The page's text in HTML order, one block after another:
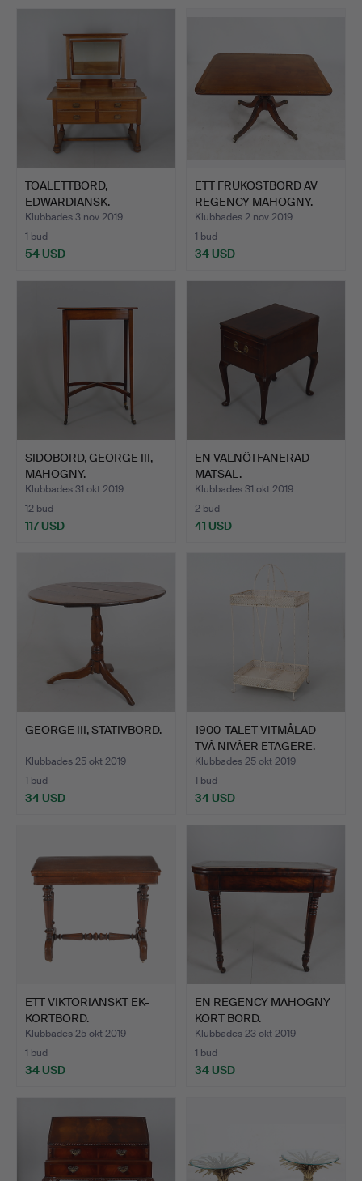
TOALETTBORD,
EDWARDIANSK.
Klubbades 3 nov 2019
1 bud
54 USD
ETT FRUKOSTBORD AV
REGENCY MAHOGNY.
Klubbades 2 nov 2019
1 bud
34 USD
SIDOBORD, GEORGE III,
MAHOGNY.
Klubbades 31 okt 2019
12 bud
117 USD
EN VALNÖTFANERAD
MATSAL.
Klubbades 31 okt 2019
2 bud
41 USD
GEORGE III, STATIVBORD.
Klubbades 25 okt 2019
1 bud
34 USD
1900-TALET VITMÅLAD
TVÅ NIVÅER ETAGERE.
Klubbades 25 okt 2019
1 bud
34 USD
ETT VIKTORIANSKT EK-
KORTBORD.
Klubbades 25 okt 2019
1 bud
34 USD
EN REGENCY MAHOGNY
KORT BORD.
Klubbades 23 okt 2019
1 bud
34 USD